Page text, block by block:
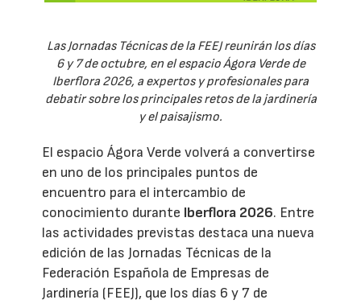
Las Jornadas Técnicas de la FEEJ reunirán los días
6 y 7 de octubre, en el espacio Ágora Verde de
Iberflora 2026, a expertos y profesionales para
debatir sobre los principales retos de la jardinería
y el paisajismo.
El espacio Ágora Verde volverá a convertirse
en uno de los principales puntos de
encuentro para el intercambio de
conocimiento durante Iberflora 2026. Entre
las actividades previstas destaca una nueva
edición de las Jornadas Técnicas de la
Federación Española de Empresas de
Jardinería (FEEJ), que los días 6 y 7 de